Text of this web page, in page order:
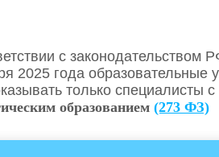
с законодательством
2025 года образовательные
только специалисты с
образованием (273 ФЗ)